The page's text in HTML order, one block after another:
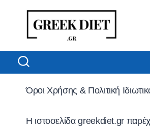
content
Όροι Χρήσης & Πολιτική
Η ιστοσελίδα greekdiet.gr